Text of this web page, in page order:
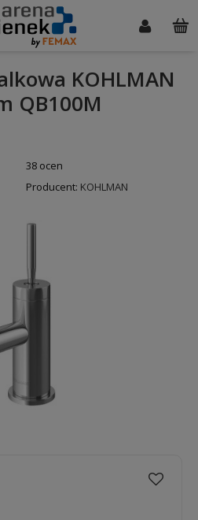
KOHLMAN
QB100M
38 ocen
Producent: KOHLMAN